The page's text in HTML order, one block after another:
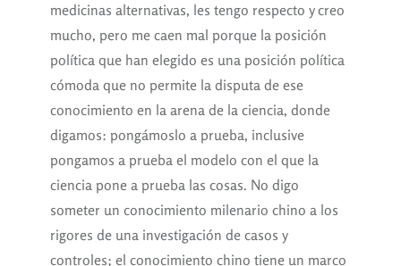
medicinas alternativas, les tengo respecto y creo
mucho, pero me caen mal porque la posición
política que han elegido es una posición política
cómoda que no permite la disputa de ese
conocimiento en la arena de la ciencia, donde
digamos: pongámoslo a prueba, inclusive
pongamos a prueba el modelo con el que la
ciencia pone a prueba las cosas. No digo
someter un conocimiento milenario chino a los
rigores de una investigación de casos y
controles; el conocimiento chino tiene un marco